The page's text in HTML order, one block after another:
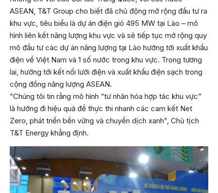
ASEAN, T&T Group cho biết đã chủ động mở rộng đầu tư ra
khu vực, tiêu biểu là dự án điện gió 495 MW tại Lào – mô
hình liên kết năng lượng khu vực và sẽ tiếp tục mở rộng quy
mô đầu tư các dự án năng lượng tại Lào hướng tới xuất khẩu
điện về Việt Nam và 1 số nước trong khu vực. Trong tương
lai, hướng tới kết nối lưới điện và xuất khẩu điện sạch trong
cộng đồng năng lượng ASEAN.
“Chúng tôi tin rằng mô hình “tư nhân hóa hợp tác khu vực”
là hướng đi hiệu quả để thực thi nhanh các cam kết Net
Zero, phát triển bền vững và chuyển dịch xanh”, Chủ tịch
T&T Energy khẳng định.